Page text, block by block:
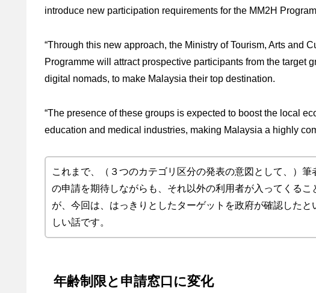
introduce new participation requirements for the MM2H
“Through this new approach, the Ministry of Tourism, Arts and
Programme will attract prospective participants from the target
digital nomads, to make Malaysia their top destination.
“The presence of these groups is expected to boost the local
education and medical industries, making Malaysia a highly
これまで、（３つのカテゴリ区分の発表の意図として、）
の申請を期待しながらも、それ以外の利用者が入ってくるこ
が、今回は、はっきりとしたターゲットを政府が確認した
しい話です。
年齢制限と申請窓口に変化